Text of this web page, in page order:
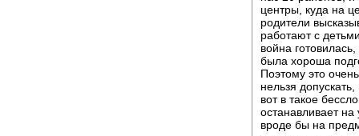
центры, куда на
родители
работают с
война
была хороша
Поэтому это
нельзя
вот в такое
останавливает
вроде бы на